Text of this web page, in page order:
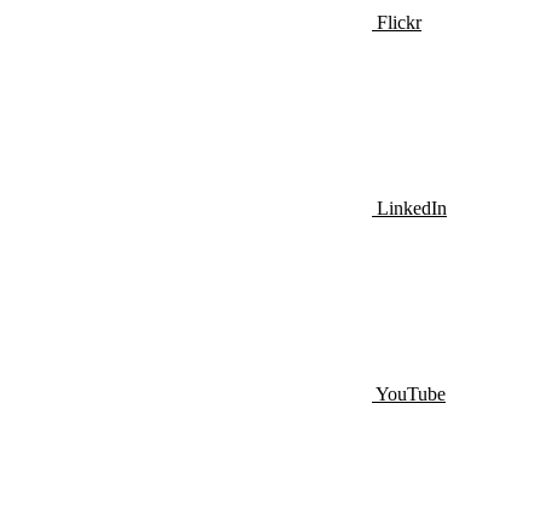
Flickr
LinkedIn
YouTube